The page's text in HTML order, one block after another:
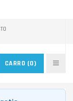
CARRO (0)